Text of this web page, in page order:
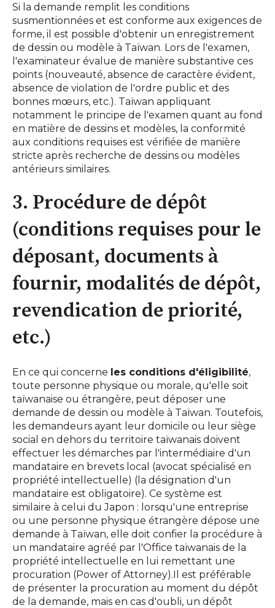
Si la demande remplit les conditions
susmentionnées et est conforme aux exigences de
forme, il est possible d'obtenir un enregistrement
de dessin ou modèle à Taïwan. Lors de l'examen,
l'examinateur évalue de manière substantive ces
points (nouveauté, absence de caractère évident,
absence de violation de l'ordre public et des
bonnes mœurs, etc.). Taïwan appliquant
notamment le principe de l'examen quant au fond
en matière de dessins et modèles, la conformité
aux conditions requises est vérifiée de manière
stricte après recherche de dessins ou modèles
antérieurs similaires.
3. Procédure de dépôt
(conditions requises pour le
déposant, documents à
fournir, modalités de dépôt,
revendication de priorité,
etc.)
En ce qui concerne les conditions d'éligibilité,
toute personne physique ou morale, qu'elle soit
taïwanaise ou étrangère, peut déposer une
demande de dessin ou modèle à Taïwan. Toutefois,
les demandeurs ayant leur domicile ou leur siège
social en dehors du territoire taïwanais doivent
effectuer les démarches par l'intermédiaire d'un
mandataire en brevets local (avocat spécialisé en
propriété intellectuelle) (la désignation d'un
mandataire est obligatoire). Ce système est
similaire à celui du Japon : lorsqu'une entreprise
ou une personne physique étrangère dépose une
demande à Taïwan, elle doit confier la procédure à
un mandataire agréé par l'Office taïwanais de la
propriété intellectuelle en lui remettant une
procuration (Power of Attorney).Il est préférable
de présenter la procuration au moment du dépôt
de la demande, mais en cas d'oubli, un dépôt